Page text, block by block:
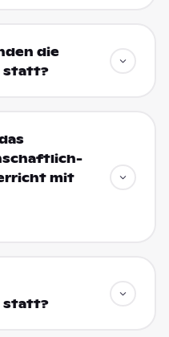
die
statt?
mit
statt?